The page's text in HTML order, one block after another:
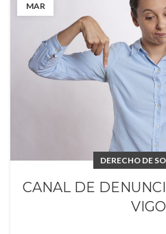
MAR
DERECHO DE
CANAL DE